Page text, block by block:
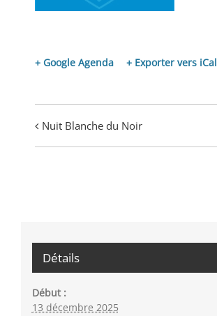
+ Google Agenda + Exporter vers iCal
Navigation
évènement
Nuit Blanche du Noir
Détails
Début :
13 décembre 2025